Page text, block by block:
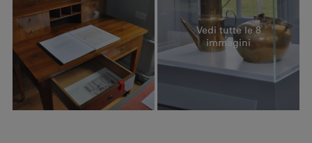
Vedi tutte le 8
immagini